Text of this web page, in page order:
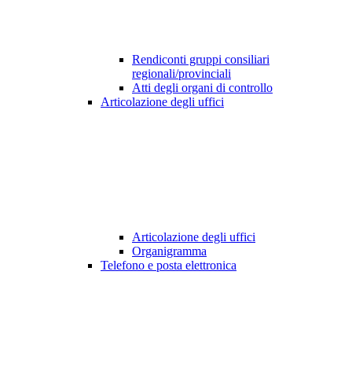
Rendiconti gruppi consiliari
regionali/provinciali
Atti degli organi di controllo
Articolazione degli uffici
Articolazione degli uffici
Organigramma
Telefono e posta elettronica